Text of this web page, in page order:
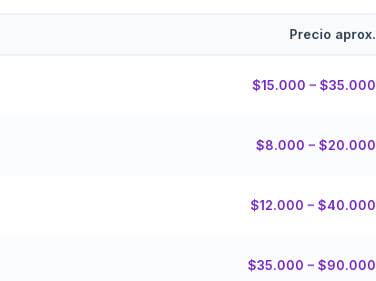
Precio aprox.
$15.000 – $35.000
$8.000 – $20.000
$12.000 – $40.000
$35.000 – $90.000